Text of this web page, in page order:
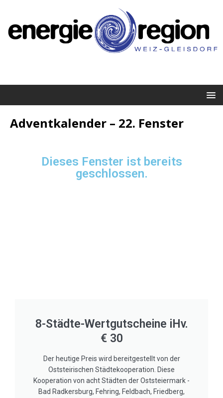
Adventkalender – 22. Fenster
Dieses Fenster ist bereits
geschlossen.
8-Städte-Wertgutscheine iHv.
€ 30
Der heutige Preis wird bereitgestellt von der
Oststeirischen Städtekooperation. Diese
Kooperation von acht Städten der Oststeiermark -
Bad Radkersburg, Fehring, Feldbach, Friedberg,